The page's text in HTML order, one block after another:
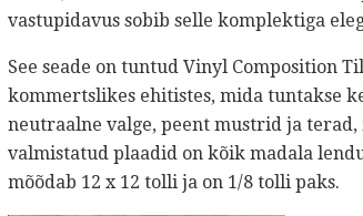
vastupidavus sobib selle komplektiga
See seade on tuntud Vinyl Composition
kommertslikes ehitistes, mida tuntakse
neutraalne valge, peent mustrid ja
valmistatud plaadid on kõik madala
mõõdab 12 x 12 tolli ja on 1/8 tolli paks.